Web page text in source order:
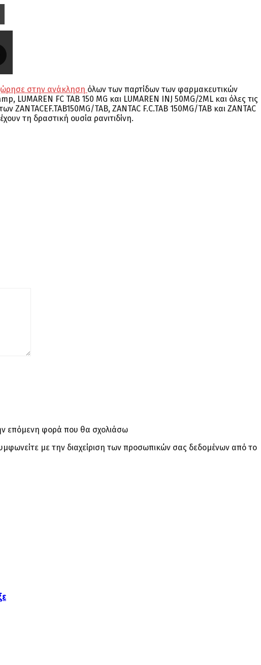
στην ανάκληση όλων των παρτίδων των φαρμακευτικών
LUMAREN FC TAB 150 MG και LUMAREN INJ 50MG/2ML και όλες τις
ZANTACEF.TAB150MG/TAB, ZANTAC F.C.TAB 150MG/TAB και ZANTAC
τη δραστική ουσία ρανιτιδίνη.
επόμενη φορά που θα σχολιάσω
με την διαχείριση των προσωπικών σας δεδομένων από το